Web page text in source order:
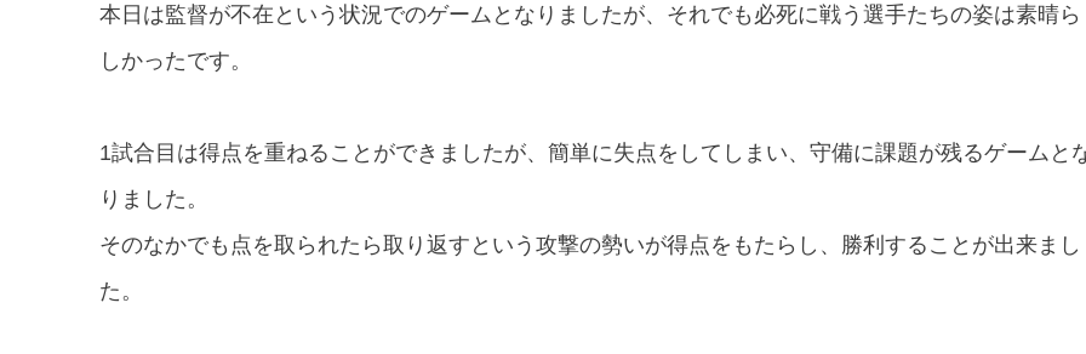
本日は監督が不在という状況でのゲームとなりましたが、それでも必死に戦う選手たちの姿は素晴ら
しかったです。
1試合目は得点を重ねることができましたが、簡単に失点をしてしまい、守備に課題が残るゲームと
りました。
そのなかでも点を取られたら取り返すという攻撃の勢いが得点をもたらし、勝利することが出来まし
た。